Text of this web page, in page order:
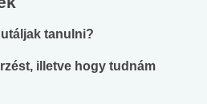
tanulni?
illetve hogy tudnám